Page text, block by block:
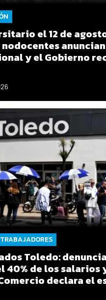
el 12 de
y el Gobierno
Toledo:
40% de los salarios
declara el